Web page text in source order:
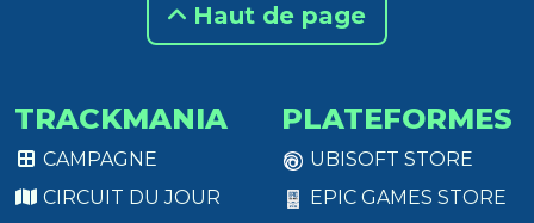
Haut de page
TRACKMANIA
CAMPAGNE
CIRCUIT DU JOUR
PLATEFORMES
UBISOFT STORE
EPIC GAMES STORE